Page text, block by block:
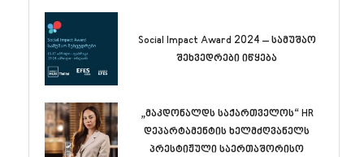
Social Impact Award 2024 – სამუშაო
შეხვედრები იწყება
„მაკდონალდს საქართველოს“ HR
დეპარტამენტის ხელმძღვანელს
პრესტიჟული საერთაშორისო